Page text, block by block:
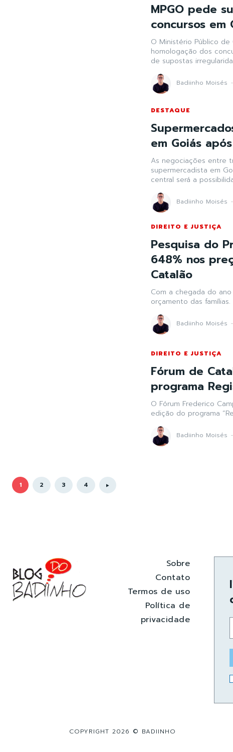
MPGO pede
concursos
O Ministério Público de
homologação dos
de supostas
Badiinho Moisés -
DESTAQUE
em Goiás
As negociações entre
supermercadista em
central será a
Badiinho Moisés -
DIREITO E JUSTIÇA
Pesquisa do
648% nos
Catalão
Com a chegada do
orçamento das
Badiinho Moisés -
DIREITO E JUSTIÇA
Fórum de
programa
O Fórum Frederico
edição do programa
Badiinho Moisés -
1 2 3 4
Sobre
Contato
Termos de uso
Política de
privacidade
COPYRIGHT 2026 © BADIINHO